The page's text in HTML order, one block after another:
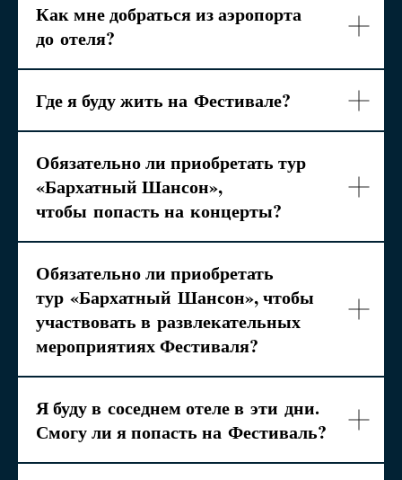
Как мне добраться из аэропорта
до отеля?
Где я буду жить на Фестивале?
Обязательно ли приобретать тур
«Бархатный Шансон»,
чтобы попасть на концерты?
Обязательно ли приобретать
тур «Бархатный Шансон», чтобы
участвовать в развлекательных
мероприятиях Фестиваля?
Я буду в соседнем отеле в эти дни.
Смогу ли я попасть на Фестиваль?